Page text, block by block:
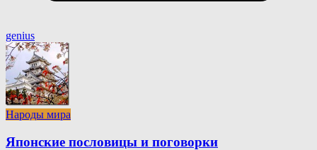
genius
Народы мира
Японские пословицы и поговорки